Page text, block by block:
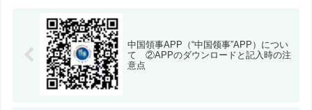
中国領事APP（“中国领事”APP）につい
て ②APPのダウンロードと記入時の注
意点